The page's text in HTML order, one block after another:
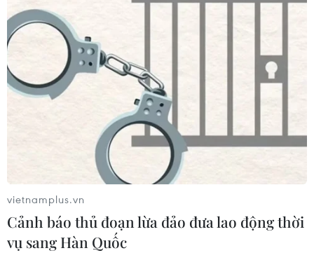
vietnamplus.vn
Cảnh báo thủ đoạn lừa đảo đưa lao động thời
vụ sang Hàn Quốc